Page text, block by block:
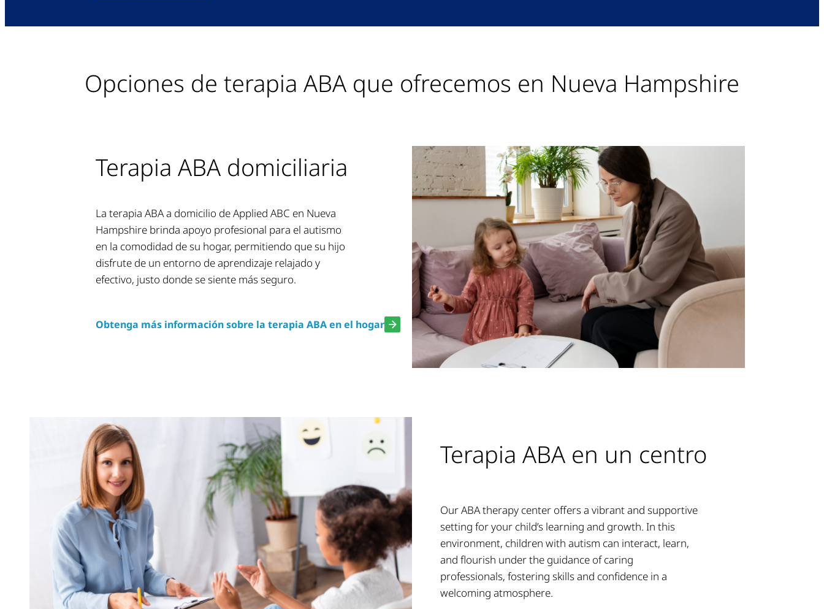
Opciones de terapia ABA que ofrecemos en Nueva Hampshire
Terapia ABA domiciliaria
La terapia ABA a domicilio de Applied ABC en Nueva
Hampshire brinda apoyo profesional para el autismo
en la comodidad de su hogar, permitiendo que su hijo
disfrute de un entorno de aprendizaje relajado y
efectivo, justo donde se siente más seguro.
Obtenga más información sobre la terapia ABA en el hogar
Terapia ABA en un centro
Our ABA therapy center offers a vibrant and supportive
setting for your child’s learning and growth. In this
environment, children with autism can interact, learn,
and flourish under the guidance of caring
professionals, fostering skills and confidence in a
welcoming atmosphere.